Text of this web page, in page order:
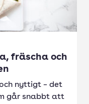
fräscha och
nyttigt – det
går snabbt att